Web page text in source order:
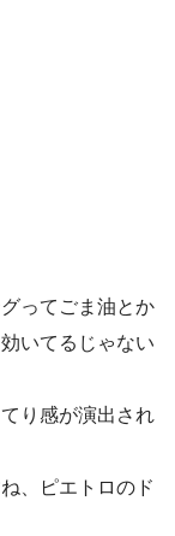
ってごま油とか
いてるじゃない
り感が演出され
、ピエトロのド